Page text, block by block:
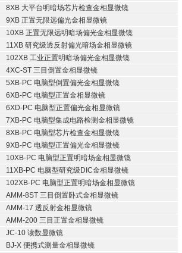
8XB 大平台明暗场芯片检查金相显微镜
9XB 正置无限远偏光金相显微镜
10XB 正置无限远明暗场偏光金相显微镜
11XB 研究级透反射偏光暗场金相显微镜
102XB 工业正置明暗场偏光金相显微镜
4XC-ST 三目倒置金相显微镜
5XB-PC 电脑型倒置偏光金相显微镜
6XB-PC 电脑型正置金相显微镜
6XD-PC 电脑型正置偏光金相显微镜
7XB-PC 电脑型集成电路检测金相显微镜
8XB-PC 电脑型芯片检查金相显微镜
9XB-PC 电脑型正置偏光金相显微镜
10XB-PC 电脑型正置明暗场金相显微镜
11XB-PC 电脑型研究级DIC金相显微镜
102XB-PC 电脑型正置明暗场金相显微镜
AMM-8ST 三目倒置卧式金相显微镜
AMM-17 透反射金相显微镜
AMM-200 三目正置金相显微镜
JC-10 读数显微镜
BJ-X 便携式测量金相显微镜